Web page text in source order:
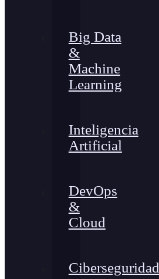
Big Data
&
Machine
Learning
Inteligencia
Artificial
DevOps
&
Cloud
Ciberseguridad